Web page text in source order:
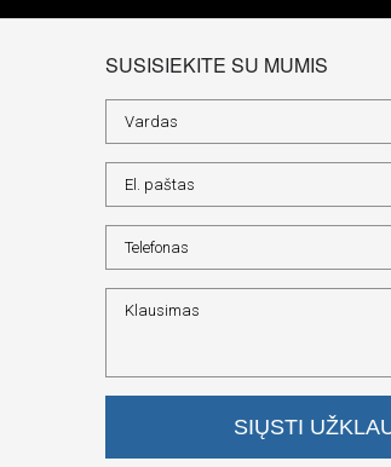
SUSISIEKITE SU MUMIS
SIŲSTI